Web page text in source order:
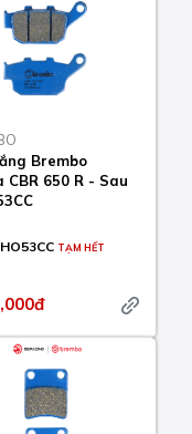
Brembo
CBR 650 R - Sau
TẠM HẾT